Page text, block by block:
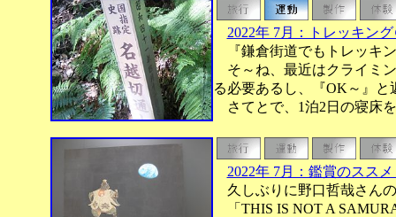
2022年 7月：トレッキン
『鎌倉街道でもトレッキ
そ～ね、最近はクライミ
る必要あるし、『OK～』と
さてとで、1泊2日の寝床
2022年 7月：鑑賞のスス
久しぶりに野口哲哉さん
「THIS IS NOT A